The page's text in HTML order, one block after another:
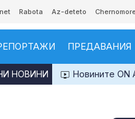
Rabota Az-deteto
ПРЕДАВАНИЯ
Новините ON
НОВИНИ